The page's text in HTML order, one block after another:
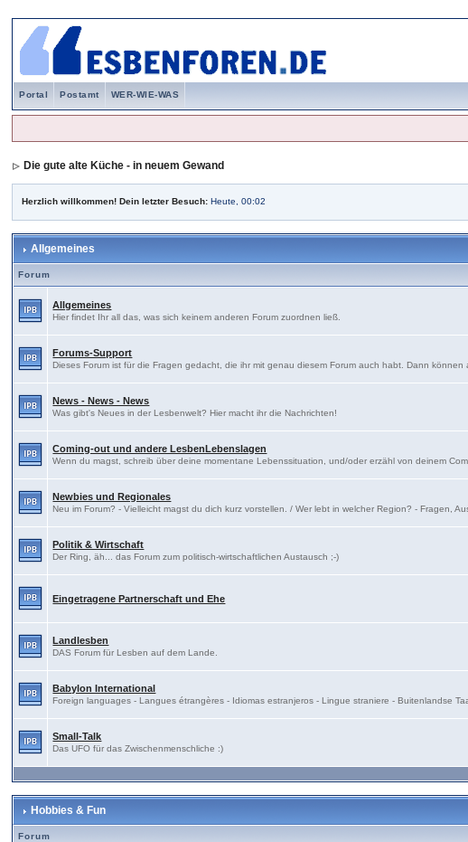
Portal Postamt WER-WIE-WAS
Die gute alte Küche - in neuem Gewand
Herzlich willkommen! Dein letzter Besuch:Heute, 00:02
Allgemeines
Forum
Allgemeines
Hier findet Ihr all das, was sich keinem anderen Forum zuordnen ließ.
Forums-Support
Dieses Forum ist für die Fragen gedacht, die ihr mit genau diesem Forum auch habt. Dann
News - News - News
Was gibt's Neues in der Lesbenwelt? Hier macht ihr die Nachrichten!
Coming-out und andere LesbenLebenslagen
Wenn du magst, schreib über deine momentane Lebenssituation, und/oder erzähl von deinem
Newbies und Regionales
Neu im Forum? - Vielleicht magst du dich kurz vorstellen. / Wer lebt in welcher Region? - Fragen,
Politik & Wirtschaft
Der Ring, äh... das Forum zum politisch-wirtschaftlichen Austausch ;-)
Eingetragene Partnerschaft und Ehe
Landlesben
DAS Forum für Lesben auf dem Lande.
Babylon International
Foreign languages - Langues étrangères - Idiomas estranjeros - Lingue straniere - Buitenlandse
Small-Talk
Das UFO für das Zwischenmenschliche :)
Hobbies & Fun
Forum